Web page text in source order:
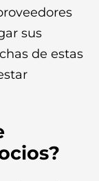
sus
de estas